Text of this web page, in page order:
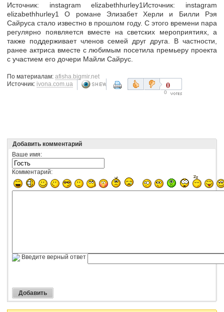
Источник: instagram elizabethhurley1Источник: instagram
elizabethhurley1 О романе Элизабет Херли и Билли Рэя
Сайруса стало известно в прошлом году. С этого времени пара
регулярно появляется вместе на светских мероприятиях, а
также поддерживает членов семей друг друга. В частности,
ранее актриса вместе с любимым посетила премьеру проекта
с участием его дочери Майли Сайрус.
По материалам: afisha.bigmir.net
Источник: ivona.com.ua 0
0
Добавить комментарий
Ваше имя:
Комментарий:
Введите верный ответ